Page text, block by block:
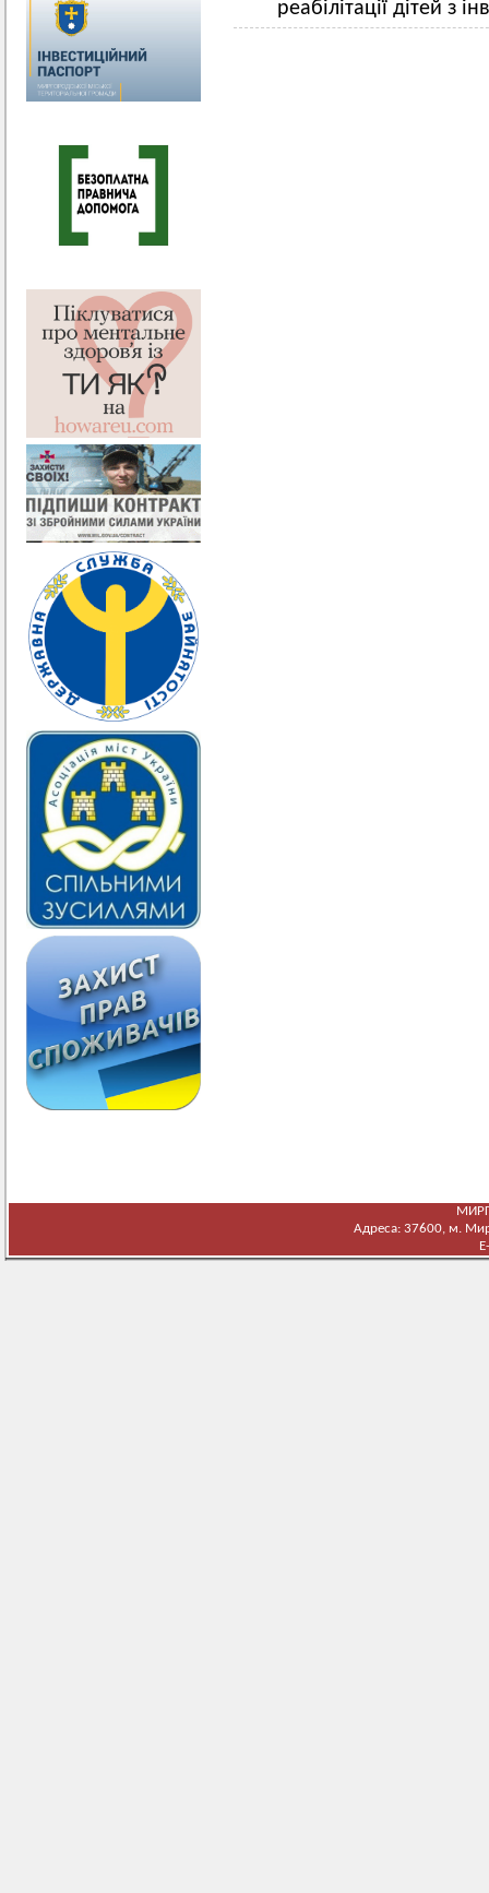
реабілітації дітей з
Адреса: 37600, м.